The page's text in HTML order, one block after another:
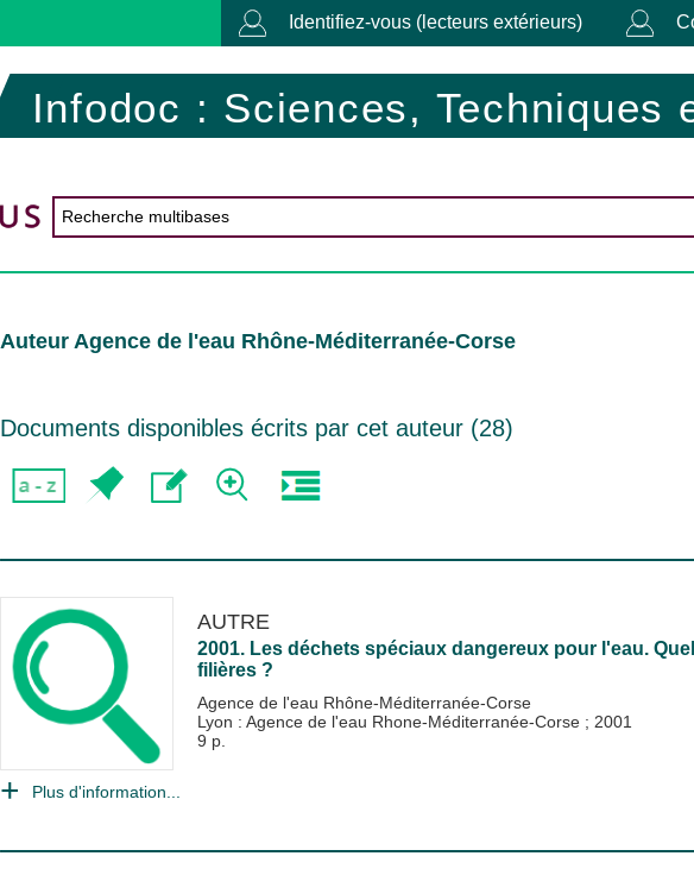
Identifiez-vous (lecteurs extérieurs)
Infodoc : Sciences, Techniques
Auteur Agence de l'eau Rhône-Méditerranée-Corse
Documents disponibles écrits par cet auteur (28)
AUTRE
2001. Les déchets spéciaux dangereux pour l'eau.
filières ?
Agence de l'eau Rhône-Méditerranée-Corse
Lyon : Agence de l'eau Rhone-Méditerranée-Corse ; 2001
9 p.
Plus d'information...